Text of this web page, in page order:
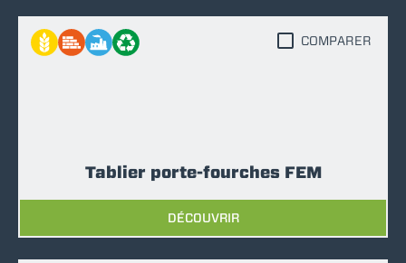
Tablier porte-fourches FEM
DÉCOUVRIR
COMPARER